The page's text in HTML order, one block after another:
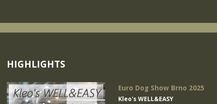
HIGHLIGHTS
Euro Dog Show Brno 2025
Kleo's WELL&EASY